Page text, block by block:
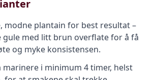
modne plantain for best resultat –
gule med litt brun overflate for å få
og myke konsistensen.
marinere i minimum 4 timer, helst